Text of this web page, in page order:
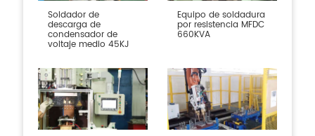
Soldador de
descarga de
condensador de
voltaje medio 45KJ
Equipo de soldadura
por resistencia MFDC
660KVA